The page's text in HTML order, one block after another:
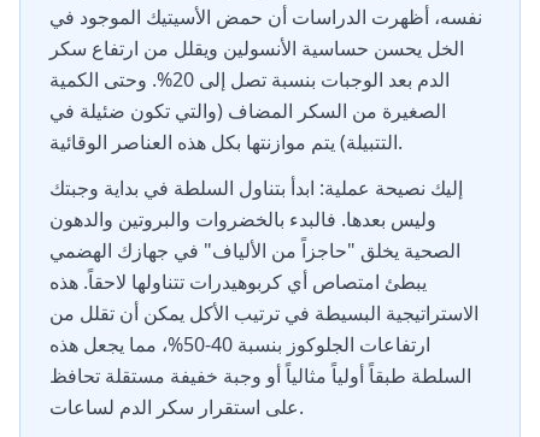
نفسه، أظهرت الدراسات أن حمض الأسيتيك الموجود في
الخل يحسن حساسية الأنسولين ويقلل من ارتفاع سكر
الدم بعد الوجبات بنسبة تصل إلى 20%. وحتى الكمية
الصغيرة من السكر المضاف (والتي تكون ضئيلة في
التتبيلة) يتم موازنتها بكل هذه العناصر الوقائية.
إليك نصيحة عملية: ابدأ بتناول السلطة في بداية وجبتك
وليس بعدها. فالبدء بالخضروات والبروتين والدهون
الصحية يخلق "حاجزاً من الألياف" في جهازك الهضمي
يبطئ امتصاص أي كربوهيدرات تتناولها لاحقاً. هذه
الاستراتيجية البسيطة في ترتيب الأكل يمكن أن تقلل من
ارتفاعات الجلوكوز بنسبة 40-50%، مما يجعل هذه
السلطة طبقاً أولياً مثالياً أو وجبة خفيفة مستقلة تحافظ
على استقرار سكر الدم لساعات.